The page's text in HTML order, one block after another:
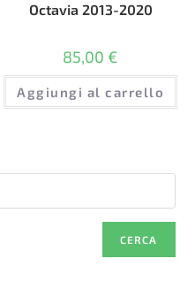
Octavia 2013-2020
85,00 €
Aggiungi al carrello
CERCA